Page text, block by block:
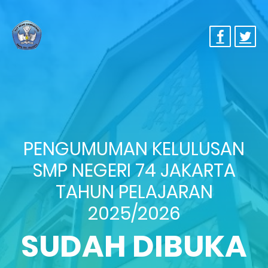
PENGUMUMAN KELULUSAN
SMP NEGERI 74 JAKARTA
TAHUN PELAJARAN
2025/2026
SUDAH DIBUKA